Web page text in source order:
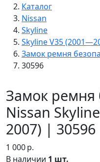
Каталог
Nissan
Skyline
Skyline V35
Замок ремня
30596
Замок ремня
Nissan
2007) | 30596
1 000р.
В наличии 1 шт.